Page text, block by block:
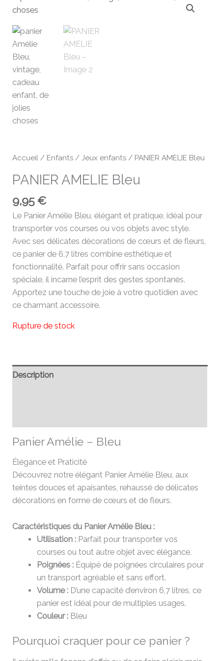
Accueil / Enfants /Jeux enfants / PANIER AMELIE Bleu
PANIER AMELIE Bleu
9,95€
Le Panier Amélie Bleu, élégant et pratique, idéal pour
transporter vos courses ou vos objets avec style.
Avec ses délicates décorations de cœurs et de fleurs,
ce panier de 6,7 litres combine esthétique et
fonctionnalité. Parfait pour offrir sans occasion
spéciale, il incarne l’esprit des gestes spontanés.
Apportez une touche de joie à votre quotidien avec
ce charmant accessoire.
Rupture de stock
Description
Panier Amélie – Bleu
Élégance et Praticité
Découvrez notre élégant Panier Amélie Bleu, aux
teintes douces et apaisantes, rehaussé de délicates
décorations en forme de cœurs et de fleurs.
Caractéristiques du Panier Amélie Bleu :
Utilisation :Parfait pour transporter vos
courses ou tout autre objet avec élégance.
Poignées :Équipé de poignées circulaires pour
un transport agréable et sans effort.
Volume :D’une capacité d’environ 6,7 litres, ce
panier est idéal pour de multiples usages.
Couleur :Bleu
Pourquoi craquer pour ce panier ?